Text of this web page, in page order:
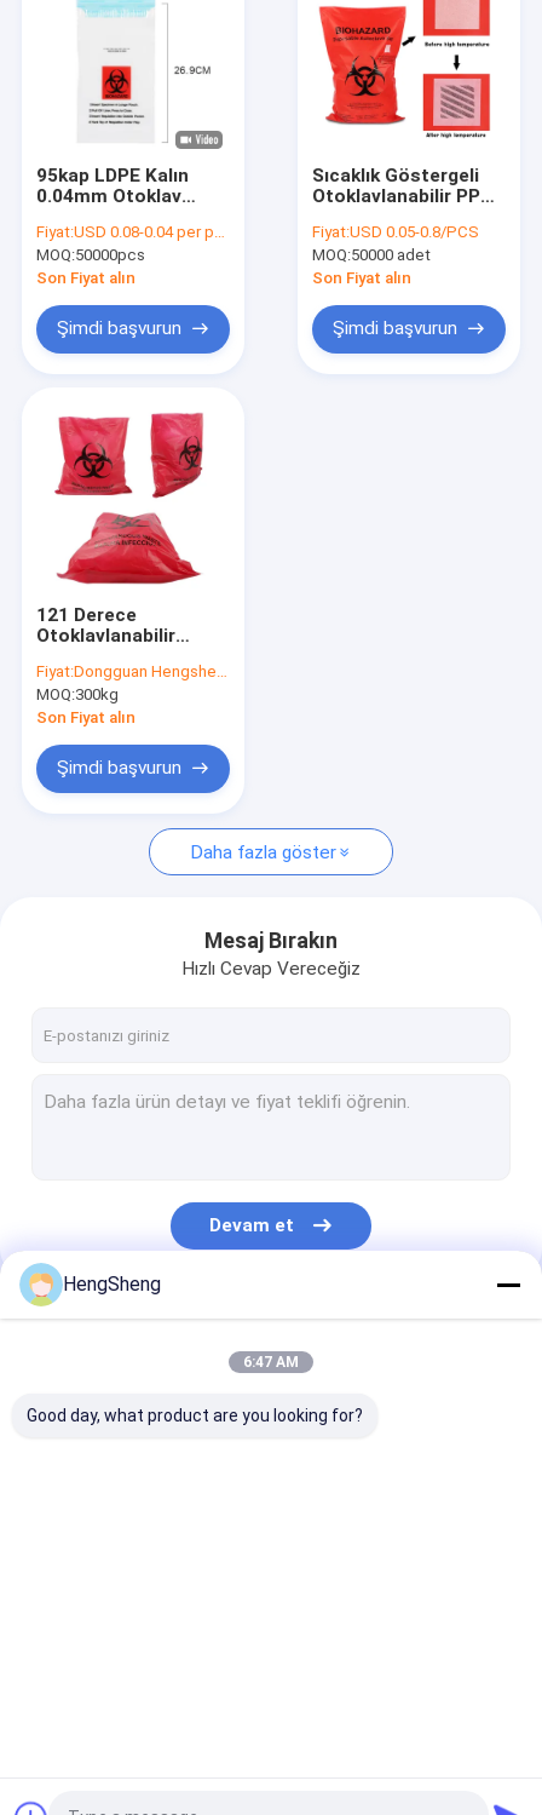
Biyolojik Tehlikeli Plastik Torbalar
tıbbi atık torbaları
Yeniden Kullanılabilir Buz Torbaları
Önceden Açılmış Çantalar
Ekmek Paketleme Torbaları
Biyobozunur Köpek Poop Torbası
Kendinden Yapışkanlı Plastik Torba
Kilitli Plastik Torbalar
Plastik Gazete Poşetleri
Kurye Plastik Torba
Numune Taşıma Çantası
Geri Dönüşümlü Çöp Torbaları
95kap LDPE Kalın
0.04mm Otoklav
Biyolojik Tehlike Kilitli
Fiyat:USD 0.08-0.04 per pcs
MOQ:50000pcs
Son Fiyat alın
Şimdi başvurun
Sıcaklık Göstergeli
Otoklavlanabilir PP
Plastik Torbalar
Fiyat:USD 0.05-0.8/PCS
MOQ:50000 adet
Son Fiyat alın
Şimdi başvurun
121 Derece
Otoklavlanabilir
Torbalar, Isı Yalıtımı
ve Tıbbi Atık için
Özelleştirilebilir
Fiyat:Dongguan Hengsheng Polybag
MOQ:300kg
Son Fiyat alın
Şimdi başvurun
Daha fazla göster
Mesaj Bırakın
Hızlı Cevap Vereceğiz
Devam et
Kategorilerimiz
HengSheng
6:47 AM
Good day, what product are you looking for?